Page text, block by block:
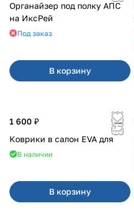
Органайзер под полку АПС
на ИксРей
Под заказ
В корзину
1 600 ₽
Коврики в салон EVA для
В наличии
В корзину